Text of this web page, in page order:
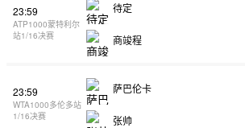
23:59
ATP1000蒙特利尔
站1/16决赛
待定
商竣程
23:59
WTA1000多伦多站
1/16决赛
萨巴伦卡
张帅